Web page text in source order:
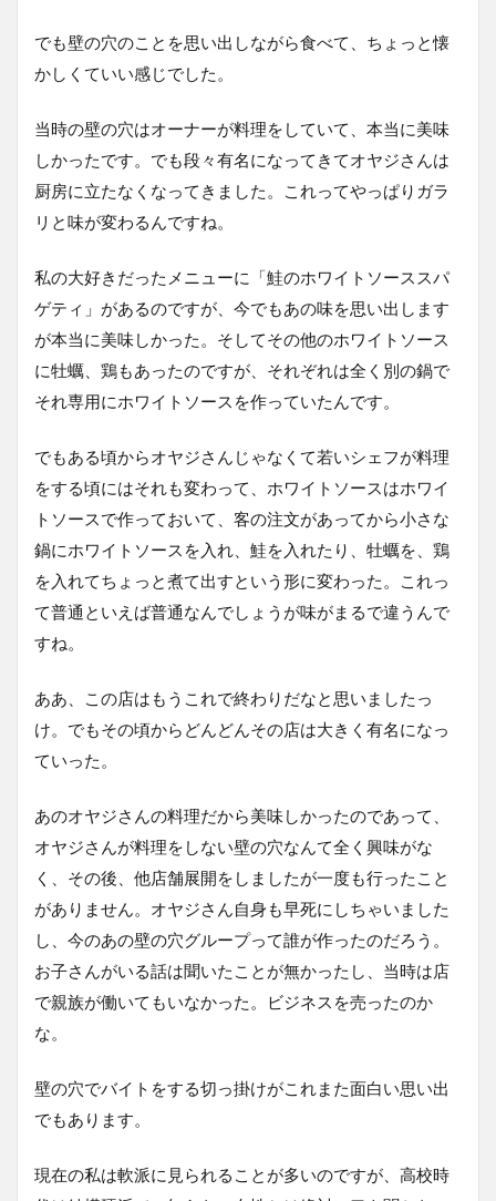
でも壁の穴のことを思い出しながら食べて、ちょっと懐
かしくていい感じでした。
当時の壁の穴はオーナーが料理をしていて、本当に美味
しかったです。でも段々有名になってきてオヤジさんは
厨房に立たなくなってきました。これってやっぱりガラ
リと味が変わるんですね。
私の大好きだったメニューに「鮭のホワイトソーススパ
ゲティ」があるのですが、今でもあの味を思い出します
が本当に美味しかった。そしてその他のホワイトソース
に牡蠣、鶏もあったのですが、それぞれは全く別の鍋で
それ専用にホワイトソースを作っていたんです。
でもある頃からオヤジさんじゃなくて若いシェフが料理
をする頃にはそれも変わって、ホワイトソースはホワイ
トソースで作っておいて、客の注文があってから小さな
鍋にホワイトソースを入れ、鮭を入れたり、牡蠣を、鶏
を入れてちょっと煮て出すという形に変わった。これっ
て普通といえば普通なんでしょうが味がまるで違うんで
すね。
ああ、この店はもうこれで終わりだなと思いましたっ
け。でもその頃からどんどんその店は大きく有名になっ
ていった。
あのオヤジさんの料理だから美味しかったのであって、
オヤジさんが料理をしない壁の穴なんて全く興味がな
く、その後、他店舗展開をしましたが一度も行ったこと
がありません。オヤジさん自身も早死にしちゃいました
し、今のあの壁の穴グループって誰が作ったのだろう。
お子さんがいる話は聞いたことが無かったし、当時は店
で親族が働いてもいなかった。ビジネスを売ったのか
な。
壁の穴でバイトをする切っ掛けがこれまた面白い思い出
でもあります。
現在の私は軟派に見られることが多いのですが、高校時